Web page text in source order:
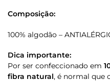
Composição:
100% algodão –
Dica importante:
Por ser confeccionado em
fibra natural, é normal que